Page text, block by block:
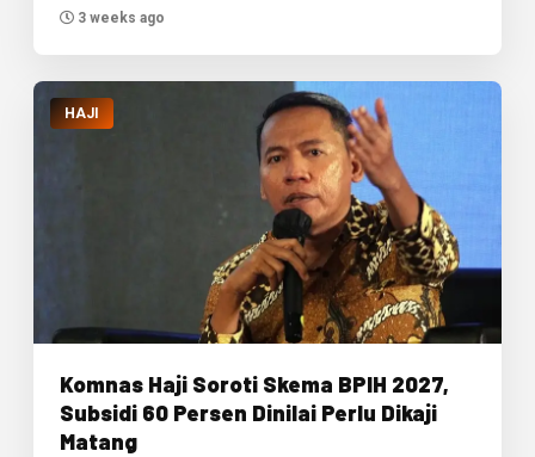
3 weeks ago
HAJI
Komnas Haji Soroti Skema BPIH 2027,
Subsidi 60 Persen Dinilai Perlu Dikaji
Matang